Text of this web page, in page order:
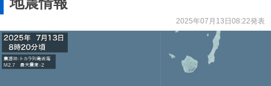
2025年07月13日08:22発表